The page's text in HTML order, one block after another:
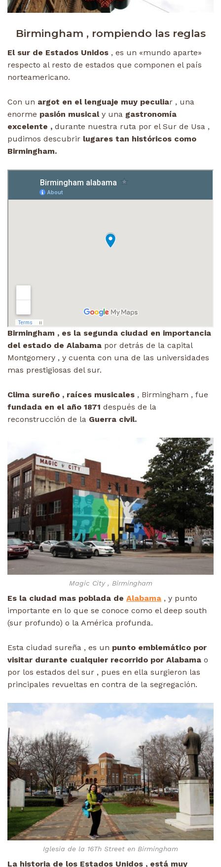
Birmingham , rompiendo las reglas
El sur de Estados Unidos , es un «mundo aparte»
respecto al resto de estados que componen el país
norteamericano.
Con un argot en el lenguaje muy peculiar , una
enorme pasión musicaly una gastronomía
excelente , durante nuestra ruta por el Sur de Usa ,
pudimos descubrir lugares tan históricos como
Birmingham.
Birmingham , es la segunda ciudad en importancia
del estado de Alabama por detrás de la capital
Montgomery , y cuenta con una de las universidades
mas prestigiosas del sur.
Clima sureño , raíces musicales , Birmingham , fue
fundada en el año 1871 después de la
reconstrucción de la Guerra civil.
Magic City , Birmingham
Es la ciudad mas poblada de Alabama , y punto
importante en lo que se conoce como el deep south
(sur profundo) o la América profunda.
Esta ciudad sureña , es un punto emblemático por
visitar durante cualquier recorrido por Alabama o
por los estados del sur , pues en ella surgieron las
principales revueltas en contra de la segregación.
Iglesia de la 16Th Street en Birmingham
La historia de los Estados Unidos , está muy